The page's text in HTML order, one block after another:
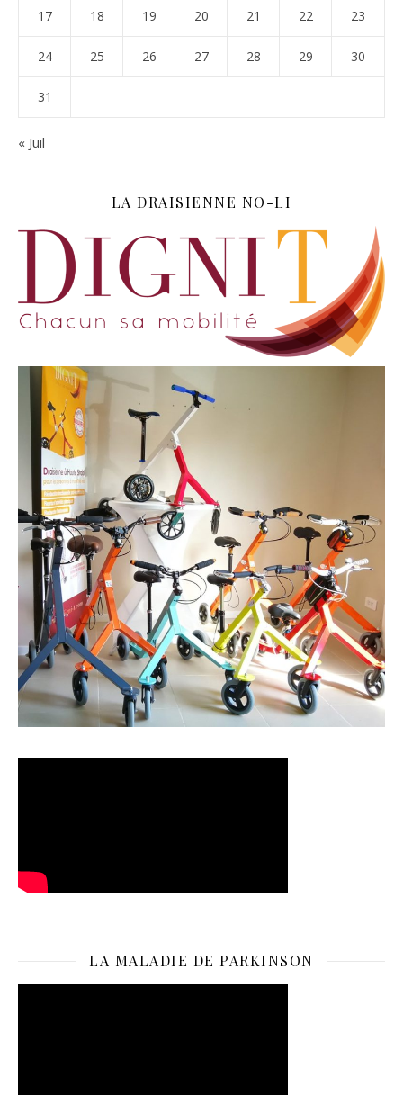
17 18 19 20 21 22 23
24 25 26 27 28 29 30
31
« Juil
LA DRAISIENNE NO-LI
LA MALADIE DE PARKINSON